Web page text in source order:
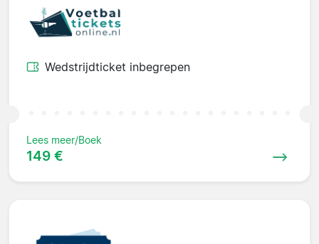
Wedstrijdticket inbegrepen
Lees meer/Boek
149 €